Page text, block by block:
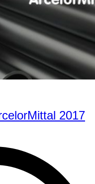
2017